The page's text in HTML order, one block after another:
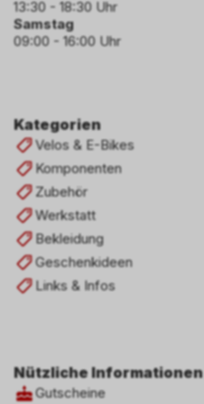
Kategorien
Velos & E-Bikes
Komponenten
Zubehör
Werkstatt
Bekleidung
Geschenkideen
Links & Infos
Nützliche Informationen
Gutscheine
13:30 - 18:30 Uhr
Samstag
09:00 - 16:00 Uhr